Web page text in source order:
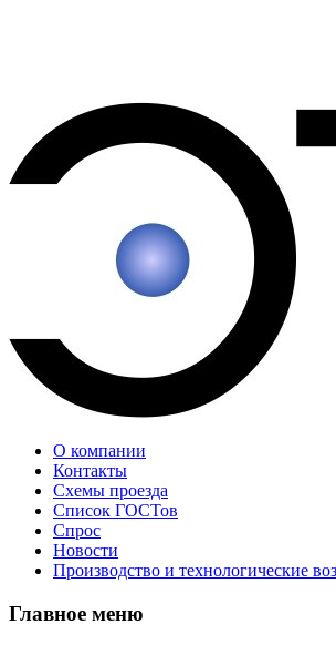
О компании
Контакты
Схемы проезда
Список ГОСТов
Спрос
Новости
Производство и технологические
Главное меню